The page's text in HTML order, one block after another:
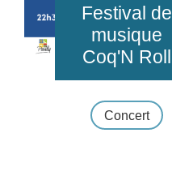
Festival de
musique
Coq'N Roll
Concert